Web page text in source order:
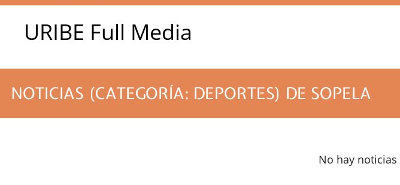
URIBE Full Media
NOTICIAS (CATEGORÍA: DEPORTES) DE SOPELA
No hay